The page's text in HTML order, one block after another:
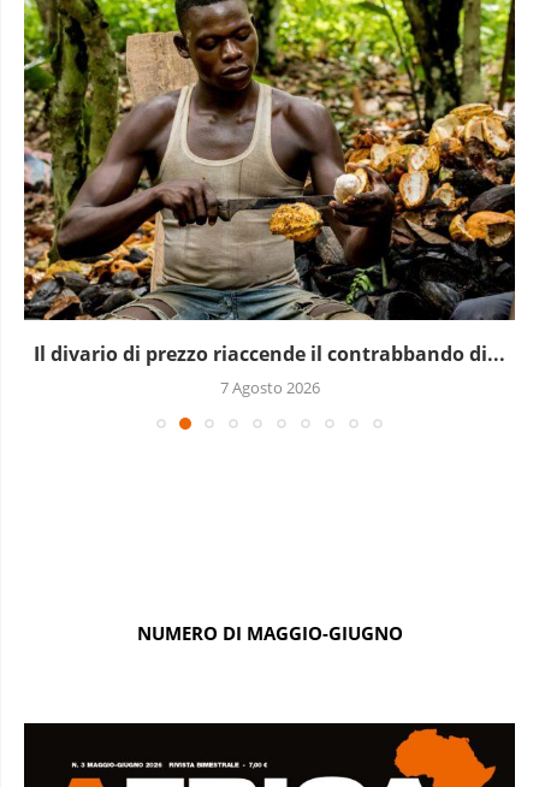
Il divario di prezzo riaccende il contrabbando di...
7 Agosto 2026
NUMERO DI MAGGIO-GIUGNO